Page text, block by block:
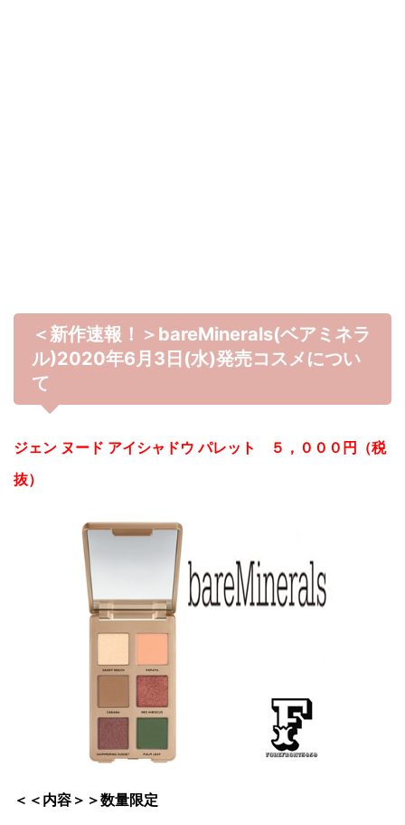
＜新作速報！＞bareMinerals(ベアミネラ
ル)2020年6月3日(水)発売コスメについ
て
ジェン ヌード アイシャドウ パレット ５，０００円（税
抜）
＜＜内容＞＞数量限定